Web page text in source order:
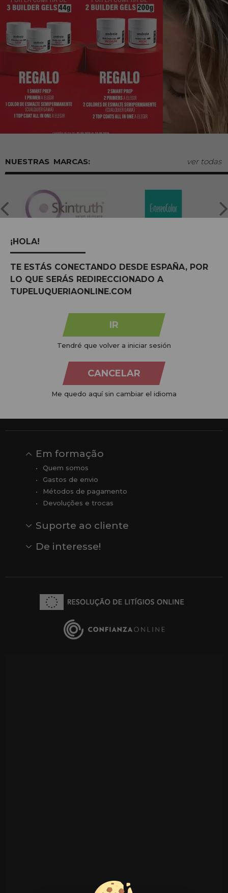
MARCAS: ver todas
produtos para cabeleireiro e beleza, oferecendo uma vasta
gama ao seu alcance económico e profissional. Temos preços
competitivos e estamos sempre à sua disposição.
Atendimento ao cliente
De segunda a quinta-feira, das 09:00 às 14:00.
Sexta-feira, das 08:00 às 13:00.
Em formação
Quem somos
Gastos de envio
Métodos de pagamento
Devoluções e trocas
Suporte ao cliente
Comentários
Comentários do Google
De interesse!
¡HOLA!
TE ESTÁS CONECTANDO DESDE ESPAÑA, POR
LO QUE SERÁS REDIRECCIONADO A
TUPELUQUERIAONLINE.COM
IR
Tendré que volver a iniciar sesión
CANCELAR
Me quedo aquí sin cambiar el idioma